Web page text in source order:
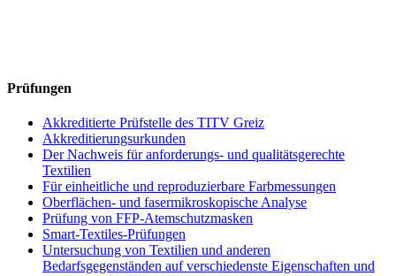
Prüfungen
Akkreditierte Prüfstelle des TITV Greiz
Akkreditierungsurkunden
Der Nachweis für anforderungs- und qualitätsgerechte
Textilien
Für einheitliche und reproduzierbare Farbmessungen
Oberflächen- und fasermikroskopische Analyse
Prüfung von FFP-Atemschutzmasken
Smart-Textiles-Prüfungen
Untersuchung von Textilien und anderen
Bedarfsgegenständen auf verschiedenste Eigenschaften und